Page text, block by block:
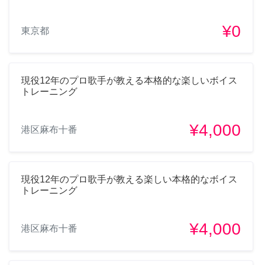
東京都 ¥0
現役12年のプロ歌手が教える本格的な楽しいボイス
トレーニング
港区麻布十番 ¥4,000
現役12年のプロ歌手が教える楽しい本格的なボイス
トレーニング
港区麻布十番 ¥4,000